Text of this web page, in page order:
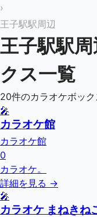
›
王子駅駅周辺
王子駅駅
クス一覧
20件のカラオケボッ
🎤
カラオケ館
カラオケ館
0
カラオケ。
詳細を見る →
🎤
カラオケ まねきね